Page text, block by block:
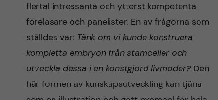
flertal intressanta och ytterst kompetenta
föreläsare och panelister. En av frågorna som
ställdes var: Tänk om vi kunde konstruera
kompletta embryon från stamceller och
utveckla dessa i en konstgjord livmoder?Den
här formen av kunskapsutveckling kan tjäna